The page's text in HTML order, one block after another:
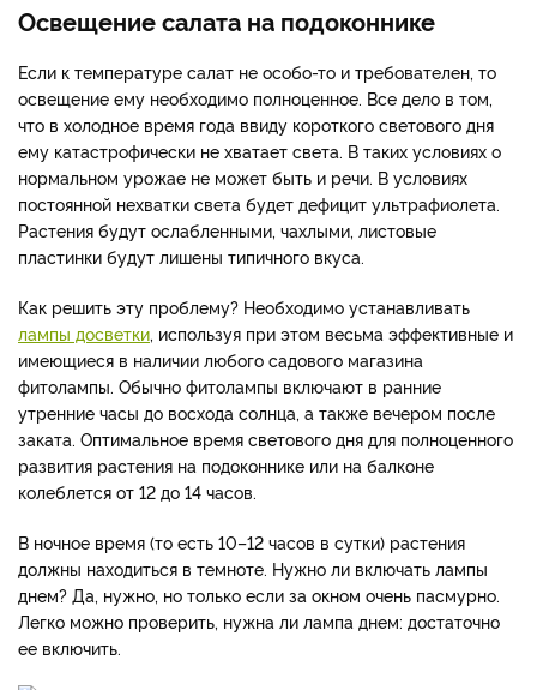
Освещение салата на подоконнике
Если к температуре салат не особо-то и требователен, то
освещение ему необходимо полноценное. Все дело в том,
что в холодное время года ввиду короткого светового дня
ему катастрофически не хватает света. В таких условиях о
нормальном урожае не может быть и речи. В условиях
постоянной нехватки света будет дефицит ультрафиолета.
Растения будут ослабленными, чахлыми, листовые
пластинки будут лишены типичного вкуса.
Как решить эту проблему? Необходимо устанавливать
лампы досветки, используя при этом весьма эффективные и
имеющиеся в наличии любого садового магазина
фитолампы. Обычно фитолампы включают в ранние
утренние часы до восхода солнца, а также вечером после
заката. Оптимальное время светового дня для полноценного
развития растения на подоконнике или на балконе
колеблется от 12 до 14 часов.
В ночное время (то есть 10–12 часов в сутки) растения
должны находиться в темноте. Нужно ли включать лампы
днем? Да, нужно, но только если за окном очень пасмурно.
Легко можно проверить, нужна ли лампа днем: достаточно
ее включить.